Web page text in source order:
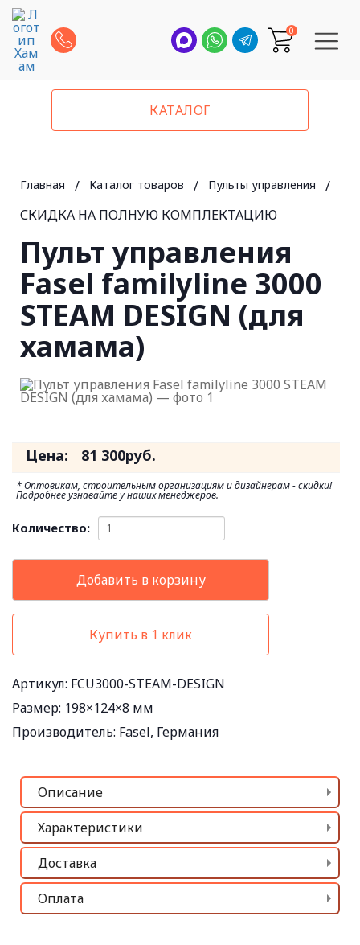
0
КАТАЛОГ
Главная / Каталог товаров / Пульты управления /
СКИДКА НА ПОЛНУЮ КОМПЛЕКТАЦИЮ
Пульт управления
Fasel familyline 3000
STEAM DESIGN (для
хамама)
Цена: 81 300руб.
* Оптовикам, строительным организациям и дизайнерам - скидки!
Подробнее узнавайте у наших менеджеров.
Количество:
Добавить в корзину
Купить в 1 клик
Артикул: FCU3000-STEAM-DESIGN
Размер: 198×124×8 мм
Производитель: Fasel, Германия
Описание
Характеристики
Доставка
Оплата